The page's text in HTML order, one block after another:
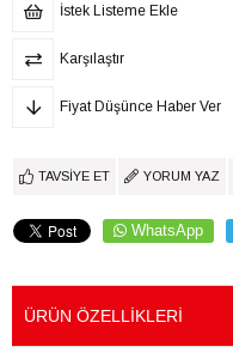
İstek Listeme Ekle
Karşılaştır
Fiyat Düşünce Haber Ver
TAVSIYE ET YORUM YAZ
WhatsApp
ÜRÜN ÖZELLIKLERI